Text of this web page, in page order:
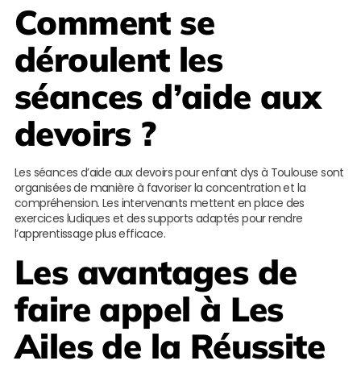
Comment se
déroulent les
séances d’aide aux
devoirs ?
Les séances d’aide aux devoirs pour enfant dys à Toulouse sont
organisées de manière à favoriser la concentration et la
compréhension. Les intervenants mettent en place des
exercices ludiques et des supports adaptés pour rendre
l’apprentissage plus efficace.
Les avantages de
faire appel à Les
Ailes de la Réussite